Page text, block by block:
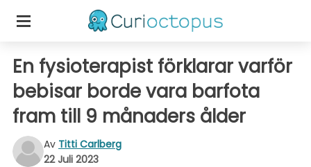
En fysioterapist förklarar varför
bebisar borde vara barfota
fram till 9 månaders ålder
Av Titti Carlberg
22 Juli 2023